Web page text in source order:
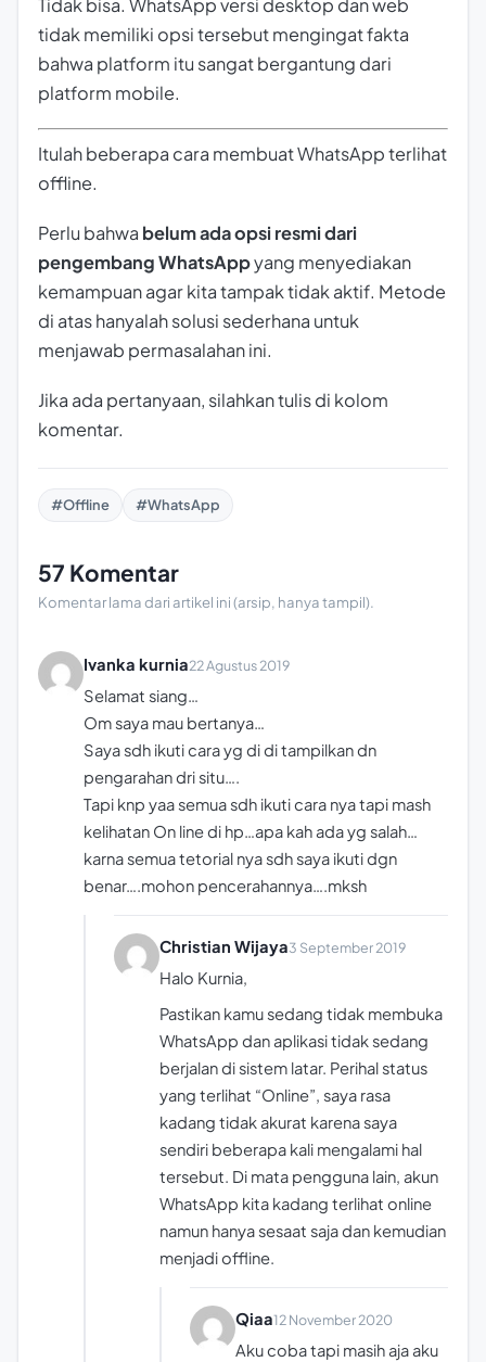
Tidak bisa. WhatsApp versi desktop dan web
tidak memiliki opsi tersebut mengingat fakta
bahwa platform itu sangat bergantung dari
platform mobile.
Itulah beberapa cara membuat WhatsApp terlihat
offline.
Perlu bahwa belum ada opsi resmi dari
pengembang WhatsAppyang menyediakan
kemampuan agar kita tampak tidak aktif. Metode
di atas hanyalah solusi sederhana untuk
menjawab permasalahan ini.
Jika ada pertanyaan, silahkan tulis di kolom
komentar.
#Offline #WhatsApp
57 Komentar
Komentar lama dari artikel ini (arsip, hanya tampil).
Ivanka kurnia22 Agustus 2019
Selamat siang…
Om saya mau bertanya…
Saya sdh ikuti cara yg di di tampilkan dn
pengarahan dri situ….
Tapi knp yaa semua sdh ikuti cara nya tapi mash
kelihatan On line di hp…apa kah ada yg salah…
karna semua tetorial nya sdh saya ikuti dgn
benar….mohon pencerahannya….mksh
Christian Wijaya3 September 2019
Halo Kurnia,
Pastikan kamu sedang tidak membuka
WhatsApp dan aplikasi tidak sedang
berjalan di sistem latar. Perihal status
yang terlihat “Online”, saya rasa
kadang tidak akurat karena saya
sendiri beberapa kali mengalami hal
tersebut. Di mata pengguna lain, akun
WhatsApp kita kadang terlihat online
namun hanya sesaat saja dan kemudian
menjadi offline.
Qiaa12 November 2020
Aku coba tapi masih aja aku